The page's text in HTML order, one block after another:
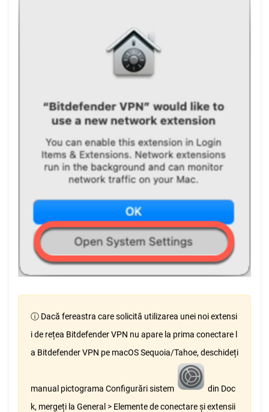
ⓘ Dacă fereastra care solicită utilizarea unei noi extensi
i de rețea Bitdefender VPN nu apare la prima conectare l
a Bitdefender VPN pe macOS Sequoia/Tahoe, deschideți
manual pictograma Configurări sistem
din Doc
k, mergeți la General > Elemente de conectare și extensii